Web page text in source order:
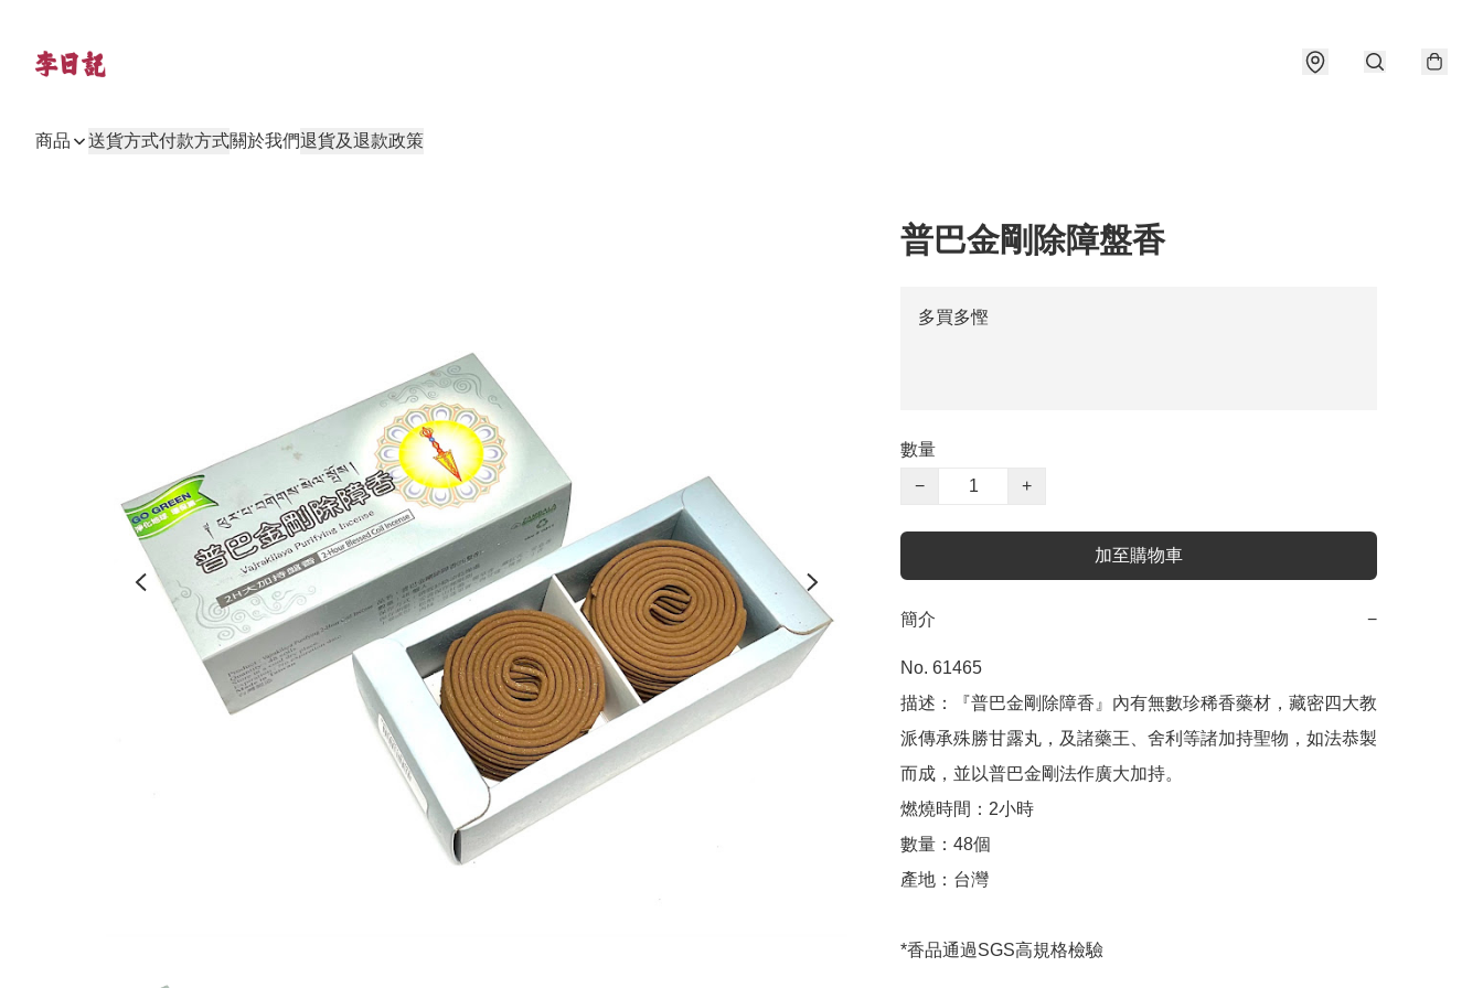
商品 送貨方式付款方式關於我們退貨及退款政策
普巴金剛除障盤香
多買多慳
數量
−
+
加至購物車
簡介 −
No. 61465
描述：『普巴金剛除障香』內有無數珍稀香藥材，藏密四大教
派傳承殊勝甘露丸，及諸藥王、舍利等諸加持聖物，如法恭製
而成，並以普巴金剛法作廣大加持。
燃燒時間：2小時
數量：48個
產地：台灣
*香品通過SGS高規格檢驗